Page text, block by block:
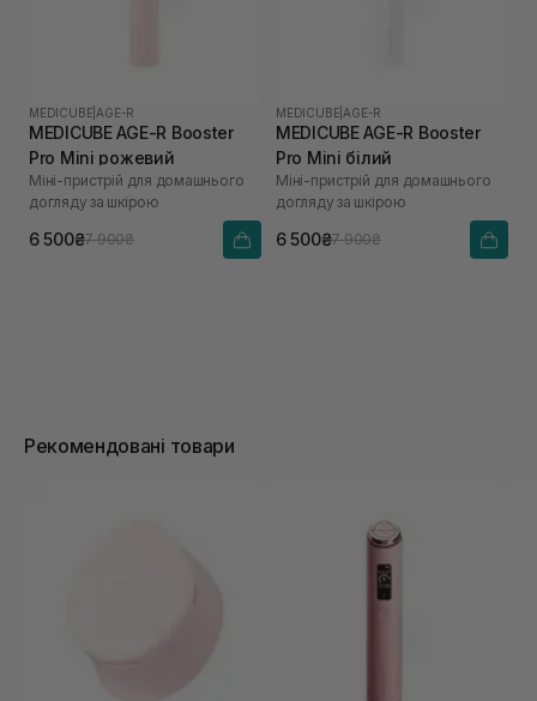
MEDICUBE AGE-R
MEDICUBE AGE-R Booster
Pro Mini рожевий
Міні-пристрій для домашнього
догляду за шкірою
6 500₴7 900₴
MEDICUBE AGE-R
MEDICUBE AGE-R Booster
Pro Mini білий
Міні-пристрій для домашнього
догляду за шкірою
6 500₴7 900₴
Рекомендовані товари